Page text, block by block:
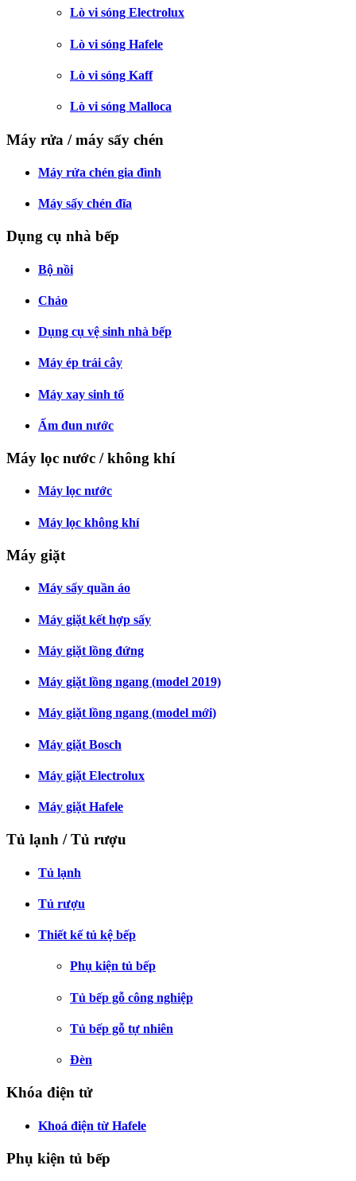
Lò vi sóng Electrolux
Lò vi sóng Hafele
Lò vi sóng Kaff
Lò vi sóng Malloca
Máy rửa / máy sấy chén
Máy rửa chén gia đình
Máy sấy chén đĩa
Dụng cụ nhà bếp
Bộ nồi
Chảo
Dụng cụ vệ sinh nhà bếp
Máy ép trái cây
Máy xay sinh tố
Ấm đun nước
Máy lọc nước / không khí
Máy lọc nước
Máy lọc không khí
Máy giặt
Máy sấy quần áo
Máy giặt kết hợp sấy
Máy giặt lồng đứng
Máy giặt lồng ngang (model 2019)
Máy giặt lồng ngang (model mới)
Máy giặt Bosch
Máy giặt Electrolux
Máy giặt Hafele
Tủ lạnh / Tủ rượu
Tủ lạnh
Tủ rượu
Thiết kế tủ kệ bếp
Phụ kiện tủ bếp
Tủ bếp gỗ công nghiệp
Tủ bếp gỗ tự nhiên
Đèn
Khóa điện tử
Khoá điện từ Hafele
Phụ kiện tủ bếp